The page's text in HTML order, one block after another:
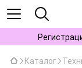
Каталог